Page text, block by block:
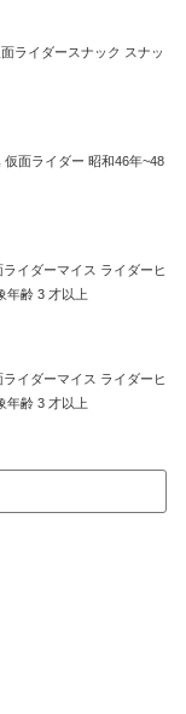
ライダースナック スナッ
仮面ライダー 昭和46年~48
イダーマイス ライダーヒ
年齢 3 才以上
イダーマイス ライダーヒ
年齢 3 才以上